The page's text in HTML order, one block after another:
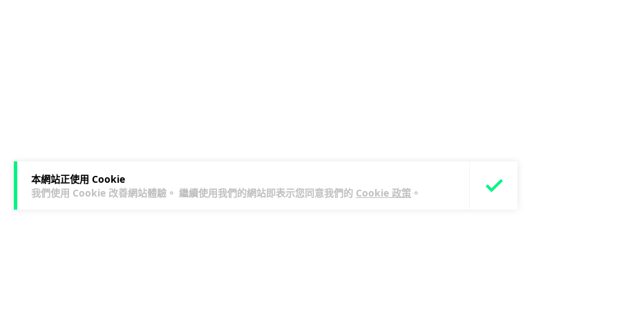
本網站正使用 Cookie
我們使用 Cookie 改善網站體驗。 繼續使用我們的網站即表示您同意我們的 Cookie 政策 。